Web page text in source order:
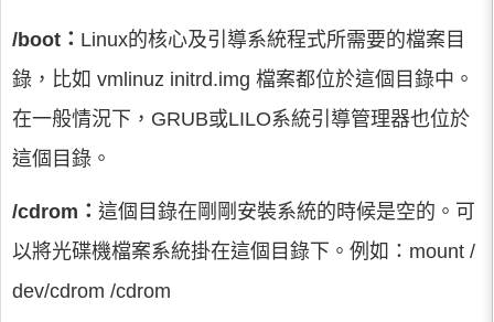
/boot： Linux的核心及引導系統程式所需要的檔案目
錄，比如 vmlinuz initrd.img 檔案都位於這個目錄中。
在一般情況下，GRUB或LILO系統引導管理器也位於
這個目錄。
/cdrom： 這個目錄在剛剛安裝系統的時候是空的。可
以將光碟機檔案系統掛在這個目錄下。例如：mount /
dev/cdrom /cdrom